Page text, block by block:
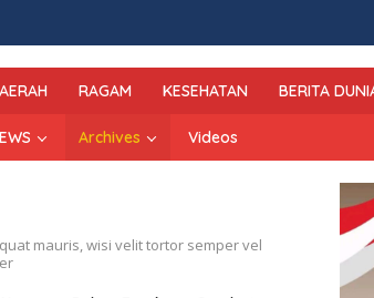
RAGAM KESEHATAN BERITA
Archives Videos
mauris, wisi velit tortor semper vel